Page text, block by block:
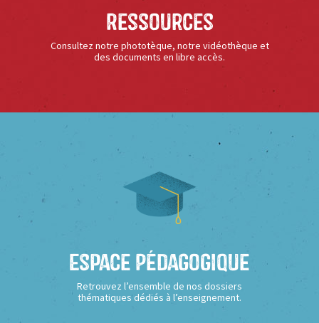
Ressources
Consultez notre phototèque, notre vidéothèque et
des documents en libre accès.
Espace Pédagogique
Retrouvez l’ensemble de nos dossiers
thématiques dédiés à l’enseignement.